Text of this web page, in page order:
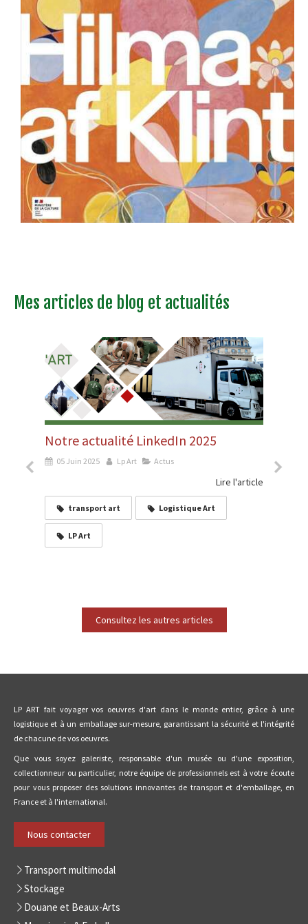
Mes articles de blog et actualités
Notre actualité LinkedIn 2025
05 Juin 2025 Lp Art Actus
Lire l'article
transport art Logistique Art
LP Art
Consultez les autres articles
LP ART fait voyager vos oeuvres d'art dans le monde entier, grâce à une
logistique et à un emballage sur-mesure, garantissant la sécurité et l'intégrité
de chacune de vos oeuvres.
Que vous soyez galeriste, responsable d'un musée ou d'une exposition,
collectionneur ou particulier, notre équipe de professionnels est à votre écoute
pour vous proposer des solutions innovantes de transport et d'emballage, en
France et à l'international.
Nous contacter
Transport multimodal
Stockage
Douane et Beaux-Arts